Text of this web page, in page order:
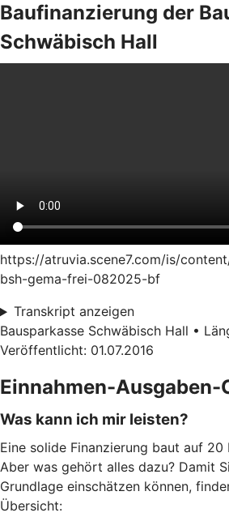
Baufinanzierung der
Schwäbisch Hall
https://atruvia.scene7.com/is/
bsh-gema-frei-082025-bf
Transkript anzeigen
Bausparkasse Schwäbisch Hall •
Veröffentlicht: 01.07.2016
Einnahmen-Ausgaben-
Was kann ich mir leisten?
Eine solide Finanzierung baut auf
Aber was gehört alles dazu? Damit
Grundlage einschätzen können,
Übersicht: